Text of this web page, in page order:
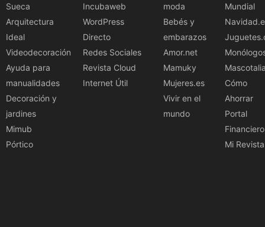
Sueca
Arquitectura
Ideal
Videodecoración
Ayuda para
manualidades
Decoración y
jardines
Mimub
Pórtico
Incubaweb
WordPress
Directo
Redes Sociales
Revista Cloud
Internet Útil
moda
Bebés y
embarazos
Amor.net
Mamuky
Mujeres.es
Vivir en el
mundo
Mundial
Cómo
Ahorrar
Portal
Financiero
Mi Revista